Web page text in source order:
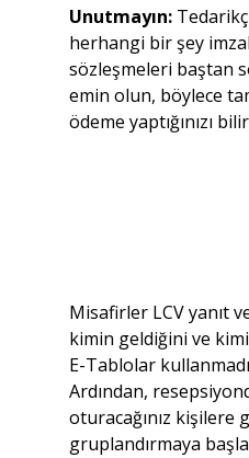
Unutmayın:
herhangi bir şey
sözleşmeleri baştan
emin olun, böylece
ödeme yaptığınızı
Misafirler LCV yanıt
kimin geldiğini ve
E-Tablolar
Ardından,
oturacağınız kişilere
gruplandırmaya